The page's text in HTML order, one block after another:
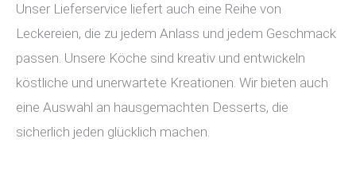
Unser Lieferservice liefert auch eine Reihe von
Leckereien, die zu jedem Anlass und jedem Geschmack
passen. Unsere Köche sind kreativ und entwickeln
köstliche und unerwartete Kreationen. Wir bieten auch
eine Auswahl an hausgemachten Desserts, die
sicherlich jeden glücklich machen.